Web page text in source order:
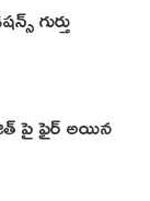
గుర్తు
పై ఫైర్ అయిన